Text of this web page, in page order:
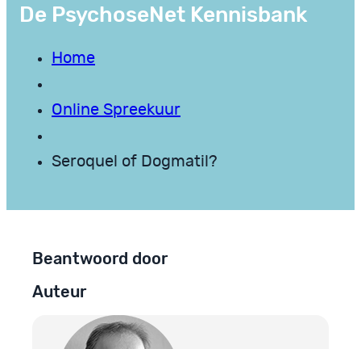
De PsychoseNet Kennisbank
Home
Online Spreekuur
Seroquel of Dogmatil?
Beantwoord door
Auteur